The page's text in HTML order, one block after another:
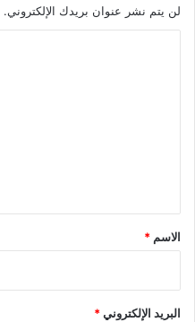
لن يتم نشر عنوان بريدك الإلكتروني.
*
الاسم *
البريد الإلكتروني*